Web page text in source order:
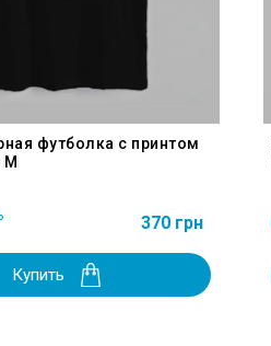
футболка с принтом
370 грн
Купить